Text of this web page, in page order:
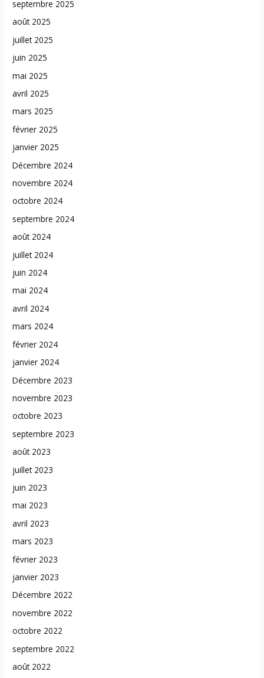
septembre 2025
août 2025
juillet 2025
juin 2025
mai 2025
avril 2025
mars 2025
février 2025
janvier 2025
Décembre 2024
novembre 2024
octobre 2024
septembre 2024
août 2024
juillet 2024
juin 2024
mai 2024
avril 2024
mars 2024
février 2024
janvier 2024
Décembre 2023
novembre 2023
octobre 2023
septembre 2023
août 2023
juillet 2023
juin 2023
mai 2023
avril 2023
mars 2023
février 2023
janvier 2023
Décembre 2022
novembre 2022
octobre 2022
septembre 2022
août 2022